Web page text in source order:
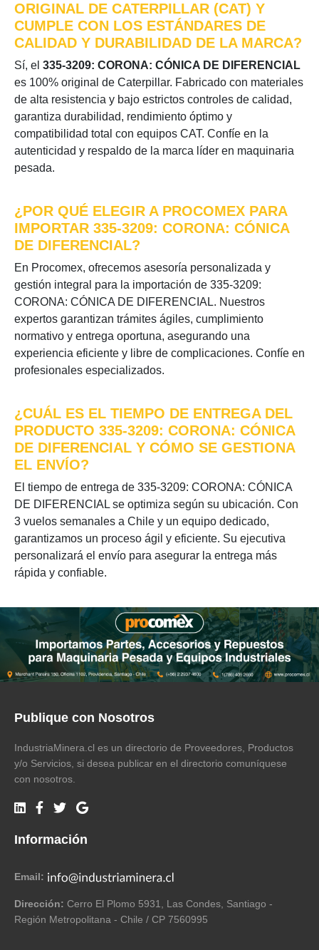
ORIGINAL DE CATERPILLAR (CAT) Y
CUMPLE CON LOS ESTÁNDARES DE
CALIDAD Y DURABILIDAD DE LA MARCA?
Sí, el 335-3209: CORONA: CÓNICA DE DIFERENCIAL
es 100% original de Caterpillar. Fabricado con materiales
de alta resistencia y bajo estrictos controles de calidad,
garantiza durabilidad, rendimiento óptimo y
compatibilidad total con equipos CAT. Confíe en la
autenticidad y respaldo de la marca líder en maquinaria
pesada.
¿POR QUÉ ELEGIR A PROCOMEX PARA
IMPORTAR 335-3209: CORONA: CÓNICA
DE DIFERENCIAL?
En Procomex, ofrecemos asesoría personalizada y
gestión integral para la importación de 335-3209:
CORONA: CÓNICA DE DIFERENCIAL. Nuestros
expertos garantizan trámites ágiles, cumplimiento
normativo y entrega oportuna, asegurando una
experiencia eficiente y libre de complicaciones. Confíe en
profesionales especializados.
¿CUÁL ES EL TIEMPO DE ENTREGA DEL
PRODUCTO 335-3209: CORONA: CÓNICA
DE DIFERENCIAL Y CÓMO SE GESTIONA
EL ENVÍO?
El tiempo de entrega de 335-3209: CORONA: CÓNICA
DE DIFERENCIAL se optimiza según su ubicación. Con
3 vuelos semanales a Chile y un equipo dedicado,
garantizamos un proceso ágil y eficiente. Su ejecutiva
personalizará el envío para asegurar la entrega más
rápida y confiable.
Publique con Nosotros
IndustriaMinera.cl es un directorio de Proveedores, Productos
y/o Servicios, si desea publicar en el directorio comuníquese
con nosotros.
Información
Email:
Dirección: Cerro El Plomo 5931, Las Condes, Santiago -
Región Metropolitana - Chile / CP 7560995